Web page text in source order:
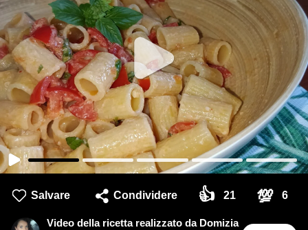
Salvare Condividere 👍 21 💯 6
Video della ricetta realizzato da Domizia